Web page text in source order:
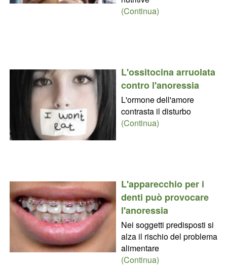
(Continua)
L'ossitocina arruolata
contro l'anoressia
L'ormone dell'amore
contrasta il disturbo
(Continua)
L'apparecchio per i
denti può provocare
l'anoressia
Nei soggetti predisposti si
alza il rischio del problema
alimentare
(Continua)